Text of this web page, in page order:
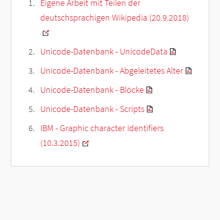
Eigene Arbeit mit Teilen der
deutschsprachigen Wikipedia (20.9.2018)
Unicode-Datenbank - UnicodeData
Unicode-Datenbank - Abgeleitetes Alter
Unicode-Datenbank - Blöcke
Unicode-Datenbank - Scripts
IBM - Graphic character identifiers
(10.3.2015)